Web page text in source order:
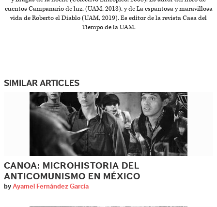
cuentos Campanario de luz, (UAM, 2013), y de La espantosa y maravillosa
vida de Roberto el Diablo (UAM, 2019). Es editor de la revista Casa del
Tiempo de la UAM.
SIMILAR ARTICLES
CANOA: MICROHISTORIA DEL
ANTICOMUNISMO EN MÉXICO
by Ayamel Fernández García